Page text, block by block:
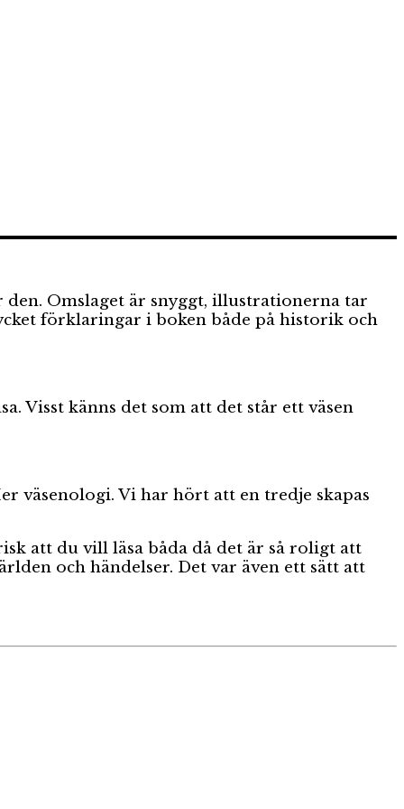
den. Omslaget är snyggt, illustrationerna tar
förklaringar i boken både på historik och
Visst känns det som att det står ett väsen
väsenologi. Vi har hört att en tredje skapas
att du vill läsa båda då det är så roligt att
och händelser. Det var även ett sätt att